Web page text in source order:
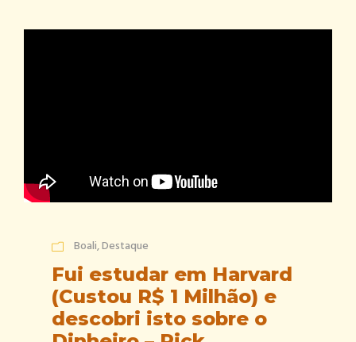
Boali,Destaque
Fui estudar em Harvard
(Custou R$ 1 Milhão) e
descobri isto sobre o